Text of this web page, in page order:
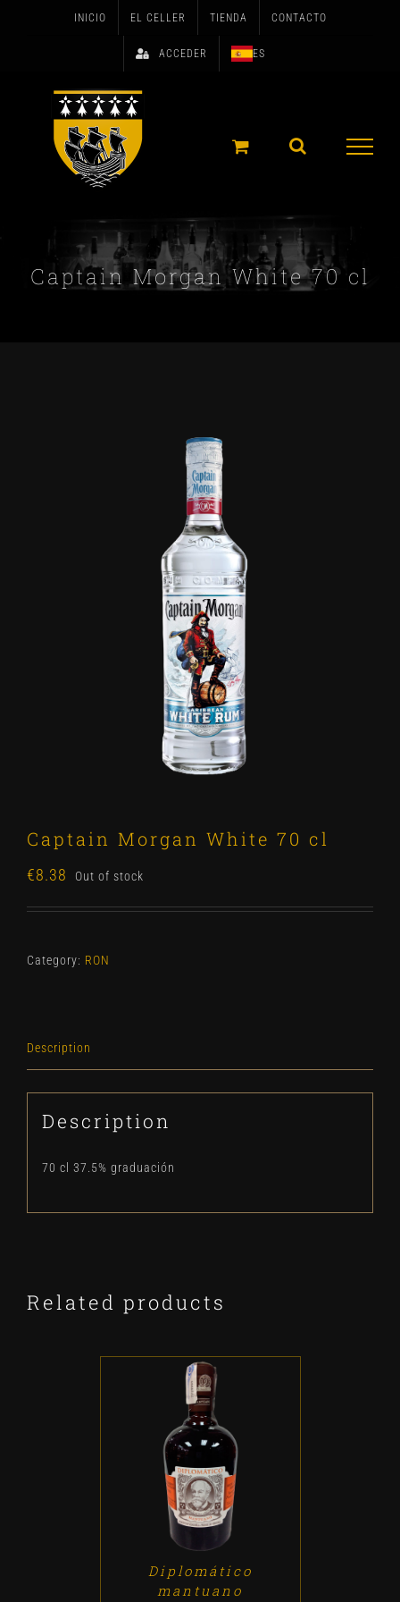
INICIO EL CELLER TIENDA CONTACTO
ACCEDER ES
Captain Morgan White 70 cl
Captain Morgan White 70 cl
€8.38 Out of stock
Category: RON
Description
Description
70 cl 37.5% graduación
Related products
ADD TO CART DETALLES
Diplomático
mantuano